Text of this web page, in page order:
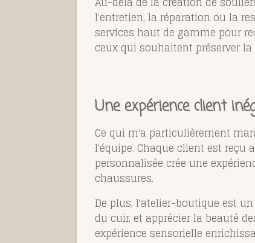
l'entretien, la réparation ou la
services haut de gamme pour
ceux qui souhaitent préserver
Une expérience client
Ce qui m'a particulièrement
l'équipe. Chaque client est reçu
personnalisée crée une
chaussures.
De plus, l'atelier-boutique est
du cuir, et apprécier la beauté
expérience sensorielle